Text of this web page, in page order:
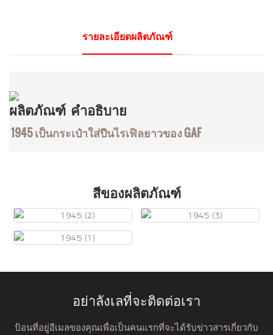
รายละเอียดผลิตภัณฑ์
ผลิตภัณฑ์ คำอธิบาย
1945 เป็นกระเป๋าใส่ปืนไรเฟิลยาวของ GAF
สีของผลิตภัณฑ์
อย่าลังเลที่จะติดต่อเรา
ป้อนที่อยู่อีเมลของคุณเพื่อเป็นคนแรกที่จะได้รับข่าวสารเกี่ยวกับ